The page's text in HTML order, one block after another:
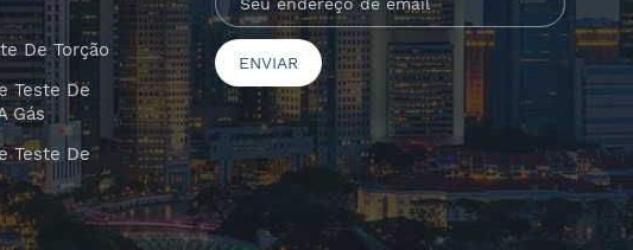
De Torção
Teste De
Gás
Teste De